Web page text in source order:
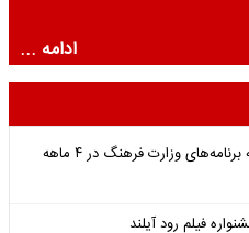
ادامه ...
انتشار فهرست اعتبارات اختصاص‌یافته به برنامه‌های وزارت فرهنگ در ۴ ماهه